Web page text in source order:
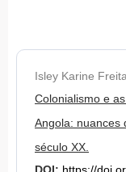
Isley Karine
Colonialismo e
Angola: nuances
século XX.